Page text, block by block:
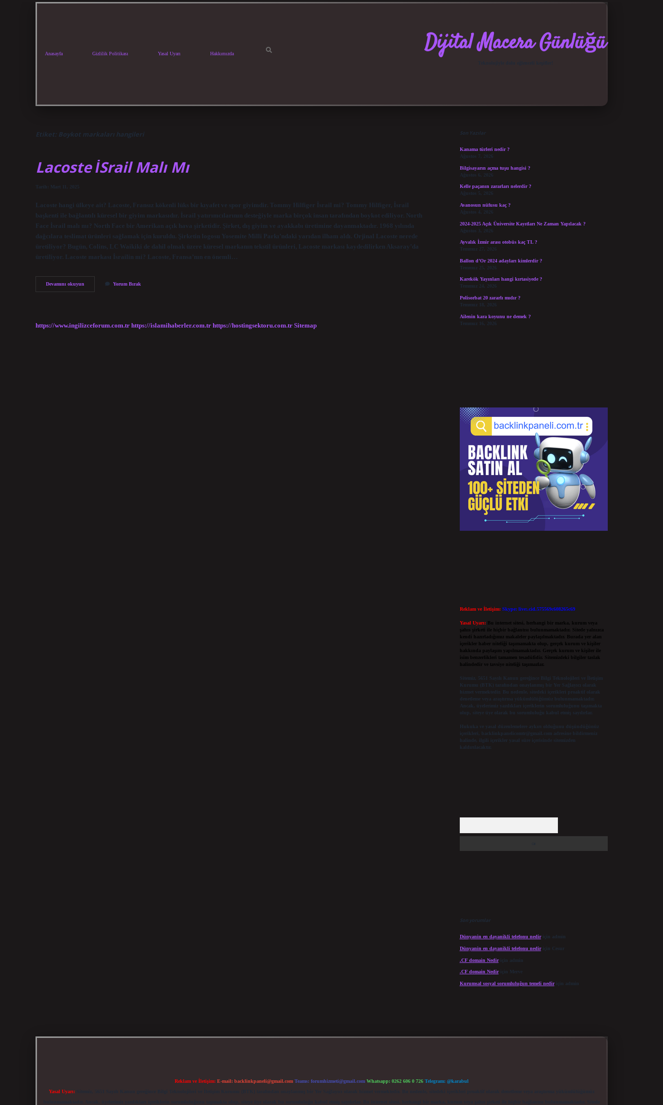
Anasayfa Gizlilik Politikası Yasal Uyarı Hakkımızda Dijital Macera Günlüğü
Etiket: Boykot markaları hangileri
Lacoste İSrail Malı Mı
Tarih: Mart 11, 2025
Lacoste hangi ülkeye ait? Lacoste, Fransız kökenli lüks bir kıyafet ve spor giyimdir. Tommy Hilfiger İsrail mi? Tommy Hilfiger, İsrail
başkenti ile bağlantılı küresel bir giyim markasıdır. İsrail yatırımcılarının desteğiyle marka birçok insan tarafından boykot ediliyor. North
Face İsrail malı mı? North Face bir Amerikan açık hava şirketidir. Şirket, dış giyim ve ayakkabı üretimine dayanmaktadır. 1968 yılında
dağcılara teslimat ürünleri sağlamak için kuruldu. Şirketin logosu Yosemite Milli Parkı’ndaki yarıdan ilham aldı. Orjinal Lacoste nerede
üretiliyor? Bugün, Colins, LC Waikiki de dahil olmak üzere küresel markanın tekstil ürünleri, Lacoste markası kaydedilirken Aksaray’da
üretiliyor. Lacoste markası İsrailin mi? Lacoste, Fransa’nın en önemli…
Devamını okuyun
İSrail
Yorum Bırak
https://www.ingilizceforum.com.tr https://islamihaberler.com.tr https://hostingsektoru.com.tr Sitemap
Son Yazılar
Kanama türleri nedir ?
Ağustos 7, 2026
Bilgisayarın açma tuşu hangisi ?
Ağustos 6, 2026
Kelle paçanın zararları nelerdir ?
Ağustos 5, 2026
Avanosun nüfusu kaç ?
Ağustos 4, 2026
2024-2025 Açık Üniversite Kayıtları Ne Zaman Yapılacak ?
Ağustos 3, 2026
Ayvalık İzmir arası otobüs kaç TL ?
Temmuz 27, 2026
Ballon d’Or 2024 adayları kimlerdir ?
Temmuz 25, 2026
Karekök Yayınları hangi kırtasiyede ?
Temmuz 24, 2026
Polisorbat 20 zararlı mıdır ?
Temmuz 18, 2026
Ailenin kara koyunu ne demek ?
Temmuz 16, 2026
Reklam ve İletişim: Skype: live:.cid.575569c608265c69
Yasal Uyarı:
Bu internet sitesi, herhangi bir marka, kurum veya
şahıs şirketi ile hiçbir bağlantısı bulunmamaktadır. Sitede yalnızca
kendi hazırladığımız makaleler paylaşılmaktadır. Burada yer alan
içerikler haber niteliği taşımamakta olup, gerçek kurum ve kişiler
hakkında paylaşım yapılmamaktadır. Gerçek kurum ve kişiler ile
isim benzerlikleri tamamen tesadüfidir. Sitemizdeki bilgiler taslak
halindedir ve tavsiye niteliği taşımazlar.
Sitemiz, 5651 Sayılı Kanun gereğince Bilgi Teknolojileri ve İletişim
Kurumu (BTK) tarafından onaylanmış bir Yer Sağlayıcı olarak
hizmet vermektedir. Bu nedenle, sitedeki içerikleri proaktif olarak
denetleme veya araştırma yükümlülüğümüz bulunmamaktadır.
Ancak, üyelerimiz yazdıkları içeriklerin sorumluluğunu taşımakta
olup, siteye üye olarak bu sorumluluğu kabul etmiş sayılırlar.
Hukuka ve yasal düzenlemelere aykırı olduğunu düşündüğünüz
içerikleri,
backlinkpanelicomtr@gmail.comadresine bildirmeniz
halinde, ilgili içerikler yasal süre içerisinde sitemizden
kaldırılacaktır.
Son yorumlar
Dünyanin en dayanikli telefonu nediriçin admin
Dünyanin en dayanikli telefonu nediriçin Cesur
.CF domain Nediriçin admin
.CF domain Nediriçin Merve
Kurumsal sosyal sorumluluğun temeli nediriçin admin
Reklam ve İletişim: E-mail: backlinkpaneli@gmail.com Teams: forumhizmeti@gmail.com Whatsapp: 0262 606 0 726 Telegram: @karabul
Yasal Uyarı: